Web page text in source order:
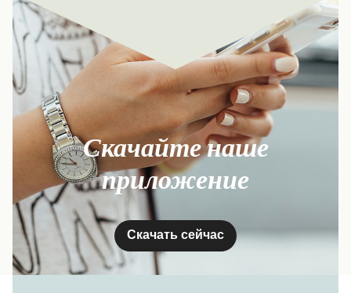
Скачайте наше
приложение
Скачать сейчас